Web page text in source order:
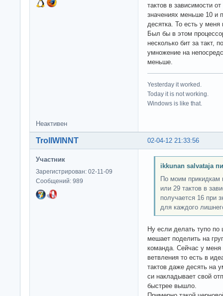
тактов в зависимости
значениях меньше 10 и
десятка. То есть у
Был бы в этом
несколько бит за такт,
умножение на
меньше.
Yesterday it worked.
Today it is not working.
Windows is like that.
Неактивен
02-04-12 21:33:56
TrollWINNT
Участник
Зарегистрирован: 02-11-09
Сообщений: 989
ikkunan salvataja
По моим прикидкам
или 29 тактов в
получается 16 при
для каждого
Ну если делать тупо по
мешает поделить на
команда. Сейчас у меня
ветвления то есть в
тактов даже десять на
си накладывает свой
быстрее вышло.